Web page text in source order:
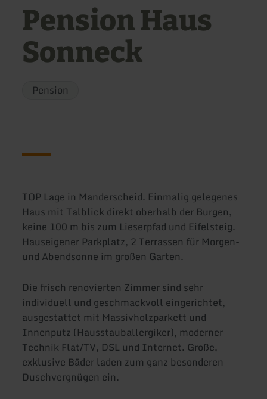
Pension Haus
Sonneck
Pension
TOP Lage in Manderscheid. Einmalig gelegenes
Haus mit Talblick direkt oberhalb der Burgen,
keine 100 m bis zum Lieserpfad und Eifelsteig.
Hauseigener Parkplatz, 2 Terrassen für Morgen-
und Abendsonne im großen Garten.
Die frisch renovierten Zimmer sind sehr
individuell und geschmackvoll eingerichtet,
ausgestattet mit Massivholzparkett und
Innenputz (Hausstauballergiker), moderner
Technik Flat/TV, DSL und Internet. Große,
exklusive Bäder laden zum ganz besonderen
Duschvergnügen ein.